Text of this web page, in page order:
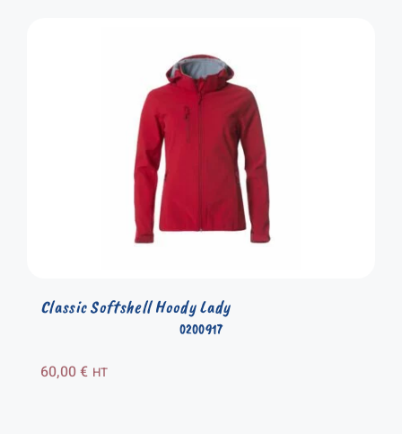
0200917
Classic Softshell Hoody Lady
60,00€ HT